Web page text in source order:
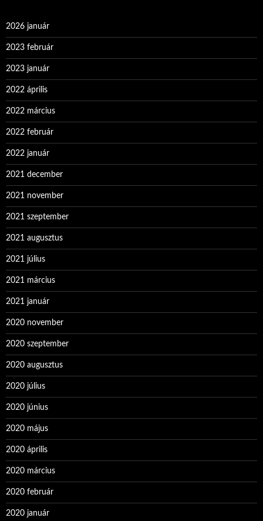
2026 január
2023 február
2023 január
2022 április
2022 március
2022 február
2022 január
2021 december
2021 november
2021 szeptember
2021 augusztus
2021 július
2021 március
2021 január
2020 november
2020 szeptember
2020 augusztus
2020 július
2020 június
2020 május
2020 április
2020 március
2020 február
2020 január